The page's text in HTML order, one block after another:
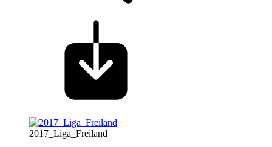
2017_Liga_Freiland